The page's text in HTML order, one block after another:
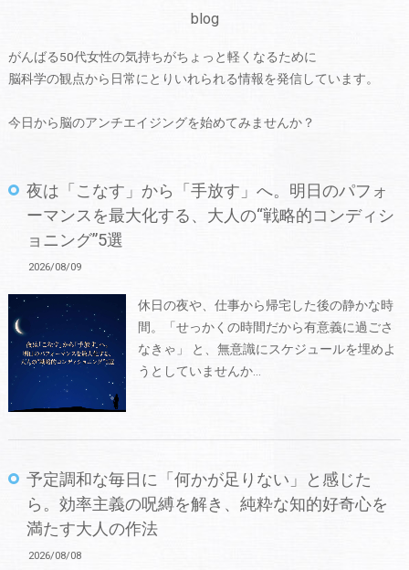
blog
がんばる50代女性の気持ちがちょっと軽くなるために
脳科学の観点から日常にとりいれられる情報を発信しています。
今日から脳のアンチエイジングを始めてみませんか？
夜は「こなす」から「手放す」へ。明日のパフォ
ーマンスを最大化する、大人の“戦略的コンディシ
ョニング”5選
2026/08/09
休日の夜や、仕事から帰宅した後の静かな時
間。「せっかくの時間だから有意義に過ごさ
なきゃ」 と、無意識にスケジュールを埋めよ
うとしていませんか…
予定調和な毎日に「何かが足りない」と感じた
ら。効率主義の呪縛を解き、純粋な知的好奇心を
満たす大人の作法
2026/08/08